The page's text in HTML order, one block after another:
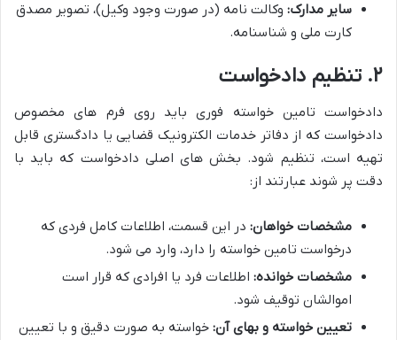
سایر مدارک: وکالت نامه (در صورت وجود وکیل)، تصویر مصدق
کارت ملی و شناسنامه.
۲. تنظیم دادخواست
دادخواست تامین خواسته فوری باید روی فرم های مخصوص
دادخواست که از دفاتر خدمات الکترونیک قضایی یا دادگستری قابل
تهیه است، تنظیم شود. بخش های اصلی دادخواست که باید با
دقت پر شوند عبارتند از:
مشخصات خواهان: در این قسمت، اطلاعات کامل فردی که
درخواست تامین خواسته را دارد، وارد می شود.
مشخصات خوانده: اطلاعات فرد یا افرادی که قرار است
اموالشان توقیف شود.
تعیین خواسته و بهای آن: خواسته به صورت دقیق و با تعیین